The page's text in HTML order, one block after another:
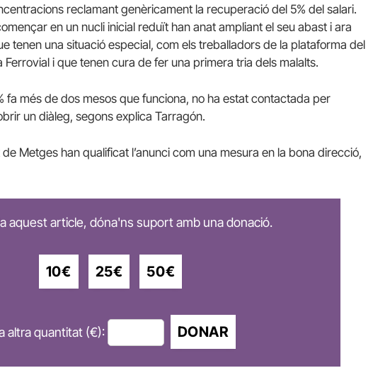
reclamant genèricament la recuperació del 5% del salari.
en un nucli inicial reduït han anat ampliant el seu abast i ara
tenen una situació especial, com els treballadors de la plataforma del
Ferrovial i que tenen cura de fer una primera tria dels malalts.
fa més de dos mesos que funciona, no ha estat contactada per
un diàleg, segons explica Tarragón.
Metges han qualificat l’anunci com una mesura en la bona direcció,
aquest article, dóna'ns suport amb una donació.
10€ 25€ 50€
altra quantitat (€): DONAR